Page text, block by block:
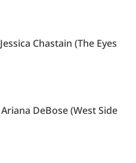
Jessica Chastain (The Eyes
Ariana DeBose (West Side